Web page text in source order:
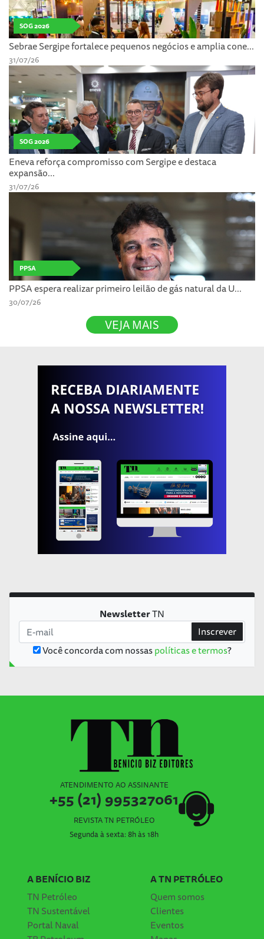
SOG 2026
Sebrae Sergipe fortalece pequenos negócios e amplia cone...
31/07/26
SOG 2026
Eneva reforça compromisso com Sergipe e destaca
expansão...
31/07/26
PPSA
PPSA espera realizar primeiro leilão de gás natural da U...
30/07/26
VEJA MAIS
NewsletterTN
Você concorda com nossaspolíticas e termos?
Inscrever
ATENDIMENTO AO ASSINANTE
+55 (21) 995327061
REVISTA TN PETRÓLEO
Segunda à sexta: 8h às 18h
A BENÍCIO BIZ
TN Petróleo
TN Sustentável
Portal Naval
A TN PETRÓLEO
Quem somos
Clientes
Eventos